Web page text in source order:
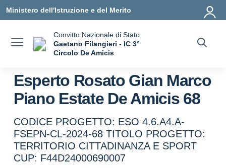
Ministero dell'Istruzione e del Merito
Convitto Nazionale di Stato
Gaetano Filangieri - IC 3°
Circolo De Amicis
Esperto Rosato Gian Marco
Piano Estate De Amicis 68
CODICE PROGETTO: ESO 4.6.A4.A-
FSEPN-CL-2024-68 TITOLO PROGETTO:
TERRITORIO CITTADINANZA E SPORT
CUP: F44D24000690007